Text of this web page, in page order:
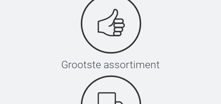
Grootste assortiment